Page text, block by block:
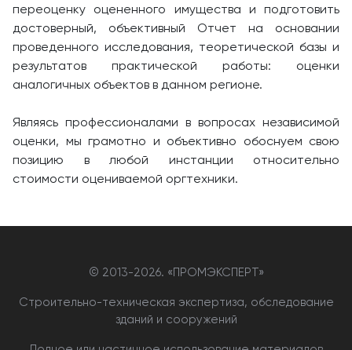
переоценку оцененного имущества и подготовить
достоверный, объективный Отчет на основании
проведенного исследования, теоретической базы и
результатов практической работы: оценки
аналогичных объектов в данном регионе.
Являясь профессионалами в вопросах независимой
оценки, мы грамотно и объективно обоснуем свою
позицию в любой инстанции относительно
стоимости оцениваемой оргтехники.
© 2013-2026. «ПРОМЭКСПЕРТ»
Строительно-техническая экспертиза, обследование
зданий и сооружений